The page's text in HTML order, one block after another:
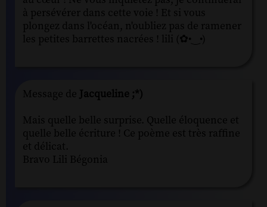
à persévérer dans cette voie ! Et si vous
plongez dans l'océan, n'oubliez pas de ramener
les petites barrettes nacrées ! lili (✿•‿•)
Message de Jacqueline ;*)
Mais quelle belle surprise. Quelle éloquence et
quelle belle écriture ! Ce poème est très raffine
et délicat.
Bravo Lili Bégonia